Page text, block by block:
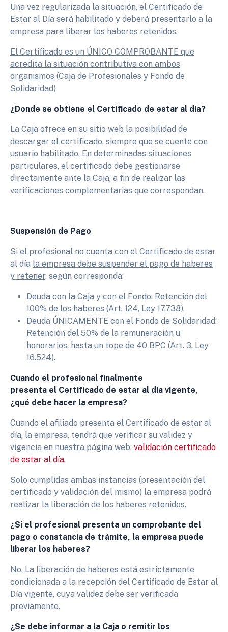
Una vez regularizada la situación, el Certificado de
Estar al Día será habilitado y deberá presentarlo a la
empresa para liberar los haberes retenidos.
El Certificado es un ÚNICO COMPROBANTE que
acredita la situación contributiva con ambos
organismos (Caja de Profesionales y Fondo de
Solidaridad)
¿Donde se obtiene el Certificado de estar al día?
La Caja ofrece en su sitio web la posibilidad de
descargar el certificado, siempre que se cuente con
usuario habilitado. En determinadas situaciones
particulares, el certificado debe gestionarse
directamente ante la Caja, a fin de realizar las
verificaciones complementarias que correspondan.
Suspensión de Pago
Si el profesional no cuenta con el Certificado de estar
al día la empresa debe suspender el pago de haberes
y retener, según corresponda:
Deuda con la Caja y con el Fondo: Retención del
100% de los haberes (Art. 124, Ley 17.738).
Deuda ÚNICAMENTE con el Fondo de Solidaridad:
Retención del 50% de la remuneración u
honorarios, hasta un tope de 40 BPC (Art. 3, Ley
16.524).
Cuando el profesional finalmente
presenta el Certificado de estar al día vigente,
¿qué debe hacer la empresa?
Cuando el afiliado presenta el Certificado de estar al
día, la empresa, tendrá que verificar su validez y
vigencia en nuestra página web: validación certificado
de estar al día.
Solo cumplidas ambas instancias (presentación del
certificado y validación del mismo) la empresa podrá
realizar la liberación de los haberes retenidos.
¿Si el profesional presenta un comprobante del
pago o constancia de trámite, la empresa puede
liberar los haberes?
No. La liberación de haberes está estrictamente
condicionada a la recepción del Certificado de Estar al
Día vigente, cuya validez debe ser verificada
previamente.
¿Se debe informar a la Caja o remitir los